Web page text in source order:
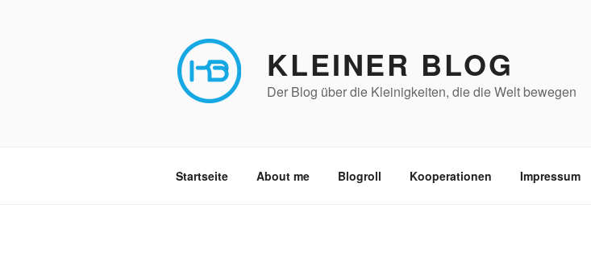
KLEINER BLOG
Der Blog über die Kleinigkeiten, die die Welt bewegen
Startseite About me Blogroll Kooperationen Impressum